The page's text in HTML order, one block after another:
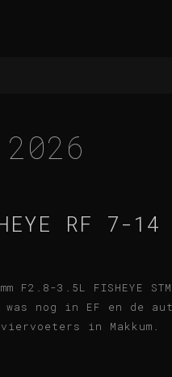
RF 7-
F2.8-3.5L FISHEYE
nog in EF en de
in Makkum.